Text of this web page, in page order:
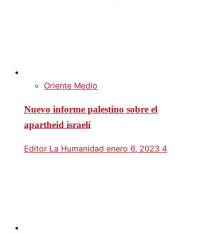
Oriente Medio
Nuevo informe palestino sobre el
apartheid israelí
Editor La Humanidad enero 6, 2023 4